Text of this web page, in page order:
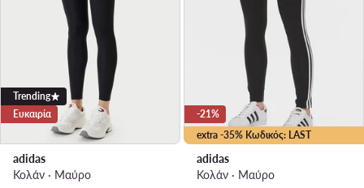
Trending
Ευκαιρία
adidas
Κολάν · Μαύρο
extra -35% Κωδικός: LAST
-21%
adidas
Κολάν · Μαύρο